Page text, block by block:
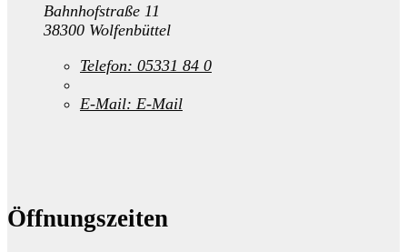
Bahnhofstraße 11
38300 Wolfenbüttel
Telefon: 05331 84 0
E-Mail: E-Mail
Öffnungszeiten